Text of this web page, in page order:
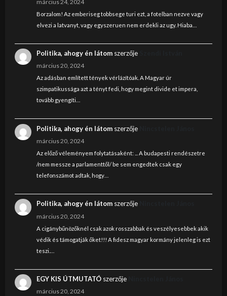
március 24, 2024
Borzalom! Az emberiseg tobbsege turi ezt, a fotelban nezve vagy
elvezi a latvanyt, vagy egyszeruen nem erdekli az ugy. Hiaba…
Politika, ahogy én látomszerzője
március 20, 2024
Az adásban említett tények vérlázítóak. A Magyar úr
szimpatikussága azt a tényt fedi, hogy megint divide et impera,
tovább gyengíti…
Politika, ahogy én látomszerzője
március 20, 2024
Az előző véleményem folytatásaként: ... A budapesti rendészetre
/nem messze a parlamenttől/ be sem engedtek csak egy
telefonszámot adtak, hogy…
Politika, ahogy én látomszerzője
március 20, 2024
A cigánybűnözőknél csak azok rosszabbak és veszélyesebbek akik
védik és támogatják őket!!! A fidesz magyar kormány jelenleg is ezt
teszi.…
EGY KIS ÚTMUTATÓszerzője
március 20, 2024